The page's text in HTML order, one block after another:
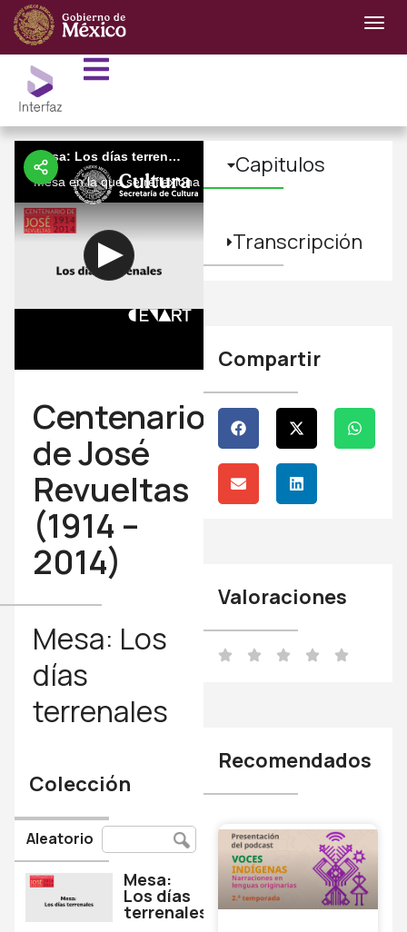
Mesa: Los días terrenales
Mesa en la que se reflexiona sobre las múltiples facetas de
Centenario
de José
Revueltas
(1914 –
2014)
Mesa: Los
días
terrenales
Colección
Aleatorio
Mesa:
Los días
terrenales
Capitulos
Transcripción
Compartir
Valoraciones
Recomendados